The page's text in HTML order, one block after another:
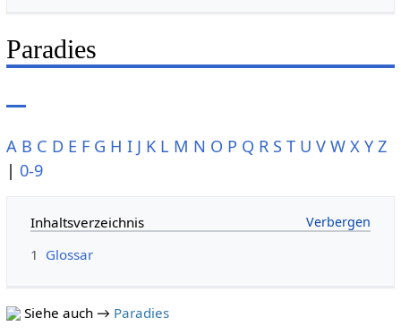
Paradies
A B C D E F G H I J K L M N O P Q R S T U V W X Y Z
| 0-9
Inhaltsverzeichnis
1 Glossar
Siehe auch → Paradies